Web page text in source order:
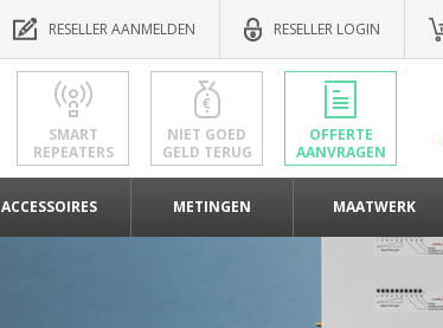
RESELLER AANMELDEN RESELLER LOGIN
SMART
REPEATERS
NIET GOED
GELD TERUG
OFFERTE
AANVRAGEN
ACCESSOIRES METINGEN MAATWERK